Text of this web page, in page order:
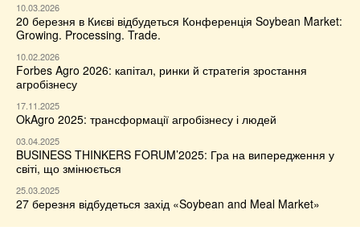
10.03.2026
20 березня в Києві відбудеться Конференція Soybean Market:
Growing. Processing. Trade.
10.02.2026
Forbes Agro 2026: капітал, ринки й стратегія зростання
агробізнесу
17.11.2025
OkAgro 2025: трансформації агробізнесу і людей
03.04.2025
BUSINESS THINKERS FORUM’2025: Гра на випередження у
світі, що змінюється
25.03.2025
27 березня відбудеться захід «Soybean and Meal Market»